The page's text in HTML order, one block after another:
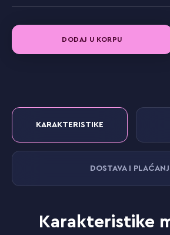
DODAJ U KORPU
KARAKTERISTIKE
DOSTAVA I
Karakteristike